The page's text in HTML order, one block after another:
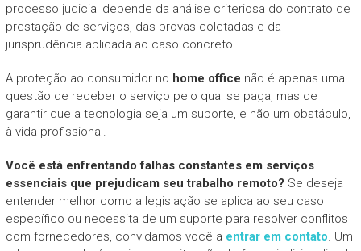
processo judicial depende da análise criteriosa do contrato de
prestação de serviços, das provas coletadas e da
jurisprudência aplicada ao caso concreto.
A proteção ao consumidor no home office não é apenas uma
questão de receber o serviço pelo qual se paga, mas de
garantir que a tecnologia seja um suporte, e não um obstáculo,
à vida profissional.
Você está enfrentando falhas constantes em serviços
essenciais que prejudicam seu trabalho remoto? Se deseja
entender melhor como a legislação se aplica ao seu caso
específico ou necessita de um suporte para resolver conflitos
com fornecedores, convidamos você a entrar em contato. Um